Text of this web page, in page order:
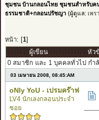
ชุมชน บ้านกลอนไทย ชุมชนสำหรับค
ธรรมชาติ+กลอนปรัชญา (ผู้ดูแล: เพร
หน้า: [ 1]
ผู้เขียน
หัว
0 สมาชิก และ 1 บุคคลทั่วไป กำ
03 เมษายน 2008, 08:45:AM
oNly YoU - เปรมคร๊าฟ
LV4 นักเลงกลอนประจำ
ซอย